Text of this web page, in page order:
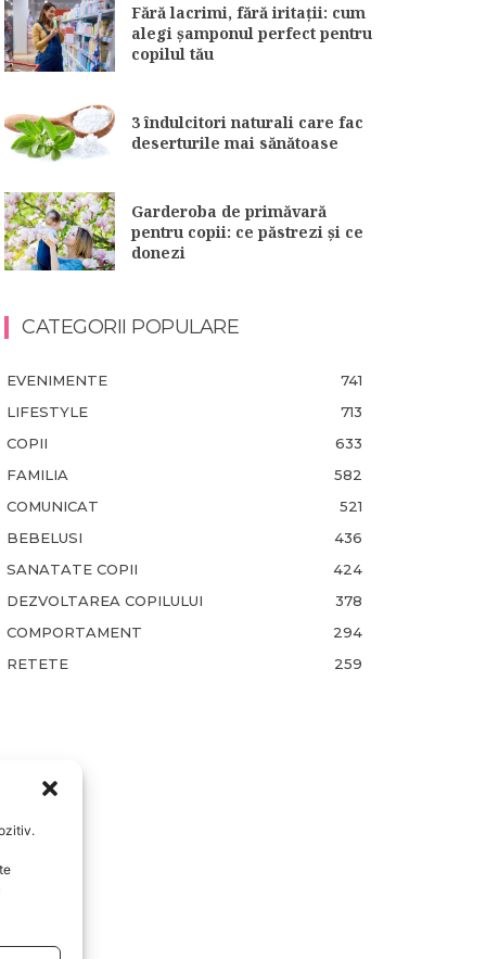
Fără lacrimi, fără iritații: cum
alegi șamponul perfect pentru
copilul tău
3 îndulcitori naturali care fac
deserturile mai sănătoase
Garderoba de primăvară
pentru copii: ce păstrezi și ce
donezi
CATEGORII POPULARE
EVENIMENTE
741
LIFESTYLE
713
COPII
633
FAMILIA
582
COMUNICAT
521
BEBELUSI
436
SANATATE COPII
424
DEZVOLTAREA COPILULUI
378
COMPORTAMENT
294
RETETE
259